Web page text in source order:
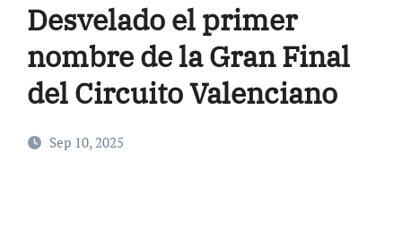
Desvelado el primer
nombre de la Gran Final
del Circuito Valenciano
Sep 10, 2025